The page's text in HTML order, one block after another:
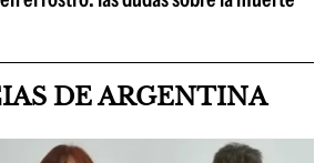
DE ARGENTINA